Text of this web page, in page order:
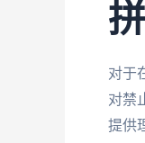
对于
对禁
提供